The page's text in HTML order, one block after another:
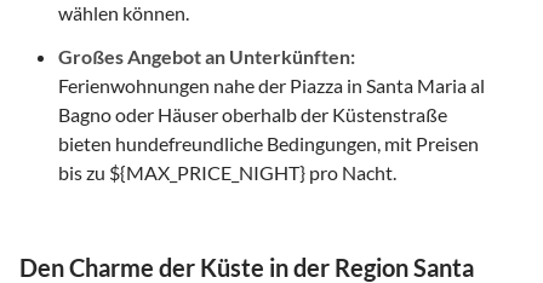
wählen können.
Großes Angebot an Unterkünften:
Ferienwohnungen nahe der Piazza in Santa Maria al
Bagno oder Häuser oberhalb der Küstenstraße
bieten hundefreundliche Bedingungen, mit Preisen
bis zu ${MAX_PRICE_NIGHT} pro Nacht.
Den Charme der Küste in der Region Santa